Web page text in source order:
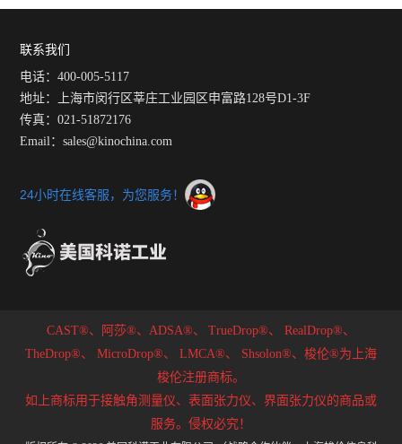
联系我们
电话：400-005-5117
地址：上海市闵行区莘庄工业园区申富路128号D1-3F
传真：021-51872176
Email：sales@kinochina.com
24小时在线客服，为您服务！
CAST®、阿莎®、ADSA®、 TrueDrop®、
RealDrop®、
TheDrop®、
MicroDrop®、 LMCA®、
Shsolon®、梭伦®为上海
梭伦注册商标。
如上商标用于接触角测量仪、表面张力仪、界面张力仪的商品或
服务。侵权必究！